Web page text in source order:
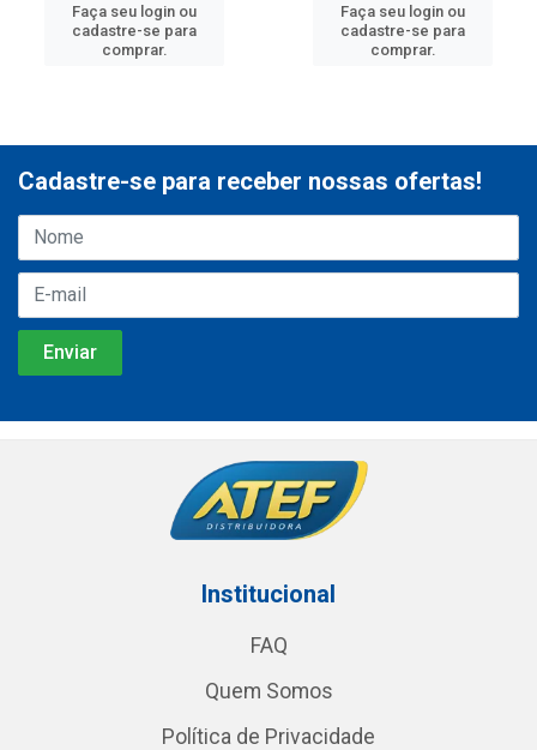
Faça seu login ou
cadastre-se para
comprar.
Faça seu login ou
cadastre-se para
comprar.
Cadastre-se para receber nossas ofertas!
Institucional
FAQ
Quem Somos
Política de Privacidade